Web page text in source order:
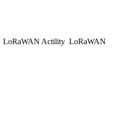
LoRaWAN Actility LoRaWAN